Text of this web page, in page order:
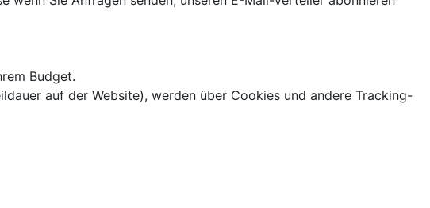
Budget.
auf der Website), werden über Cookies und andere Tracking-